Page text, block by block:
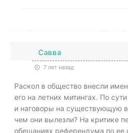
Савва
7 лет назад
Раскол в общество внесли
его на летних митингах. По
и наговоры на существующую
чем они вылезли? На критике
обещаниях референдума по ее